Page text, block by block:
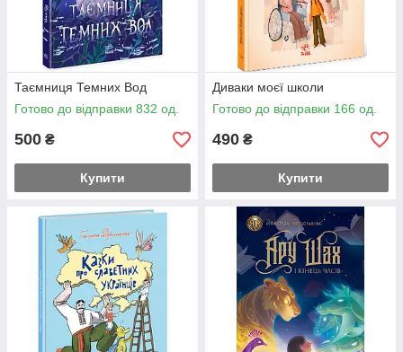
Таємниця Темних Вод
Готово до відправки 832 од.
500 ₴
Купити
Диваки моєї школи
Готово до відправки 166 од.
490 ₴
Купити